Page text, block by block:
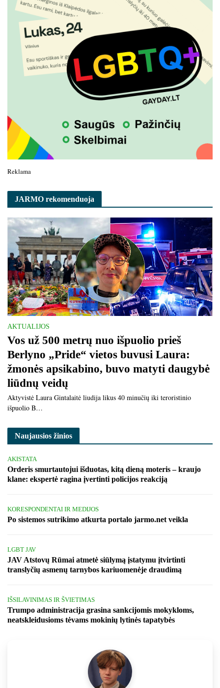
Reklama
JARMO rekomenduoja
AKTUALIJOS
Vos už 500 metrų nuo išpuolio prieš
Berlyno „Pride“ vietos buvusi Laura:
žmonės apsikabino, buvo matyti daugybė
liūdnų veidų
Aktyvistė Laura Gintalaitė liudija likus 40 minučių iki teroristinio
išpuolio B…
Naujausios žinios
AKISTATA
Orderis smurtautojui išduotas, kitą dieną moteris – kraujo
klane: ekspertė ragina įvertinti policijos reakciją
KORESPONDENTAI IR MEDIJOS
Po sistemos sutrikimo atkurta portalo jarmo.net veikla
LGBT JAV
JAV Atstovų Rūmai atmetė siūlymą įstatymu įtvirtinti
translyčių asmenų tarnybos kariuomenėje draudimą
IŠSILAVINIMAS IR ŠVIETIMAS
Trumpo administracija grasina sankcijomis mokykloms,
neatskleidusioms tėvams mokinių lytinės tapatybės